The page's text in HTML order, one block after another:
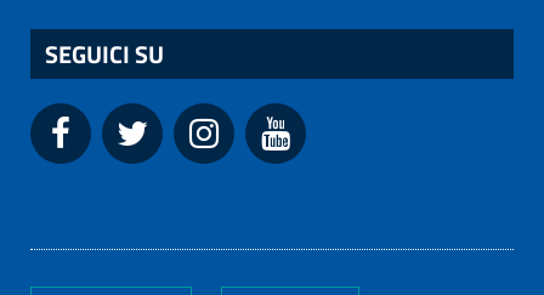
SEGUICI SU